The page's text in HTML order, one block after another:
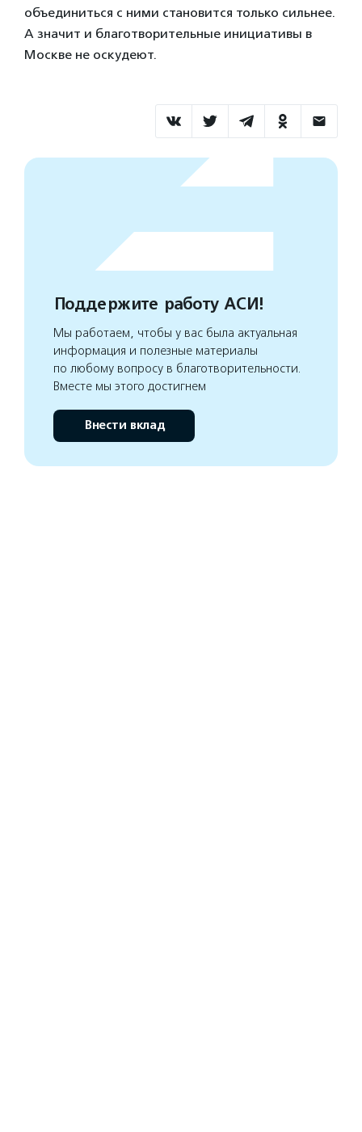
объединиться с ними становится только сильнее.
А значит и благотворительные инициативы в
Москве не оскудеют.
Поддержите работу АСИ!
Мы работаем, чтобы у вас была актуальная
информация и полезные материалы
по любому вопросу в благотворительности.
Вместе мы этого достигнем
Внести вклад